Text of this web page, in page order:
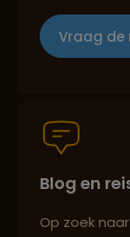
Best
Vraag de
Blog en
Op zoek